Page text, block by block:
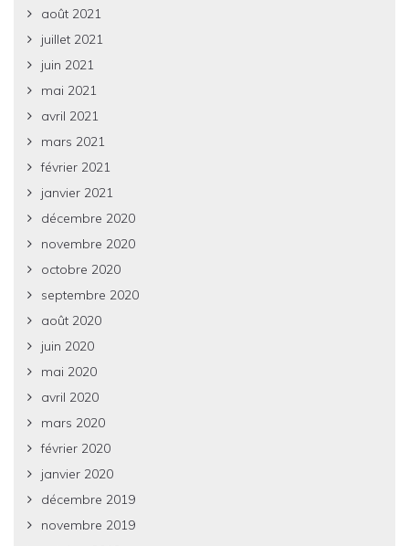
août 2021
juillet 2021
juin 2021
mai 2021
avril 2021
mars 2021
février 2021
janvier 2021
décembre 2020
novembre 2020
octobre 2020
septembre 2020
août 2020
juin 2020
mai 2020
avril 2020
mars 2020
février 2020
janvier 2020
décembre 2019
novembre 2019